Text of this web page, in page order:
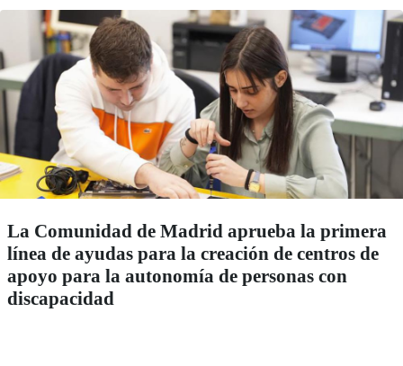
La Comunidad de Madrid aprueba la primera
línea de ayudas para la creación de centros de
apoyo para la autonomía de personas con
discapacidad